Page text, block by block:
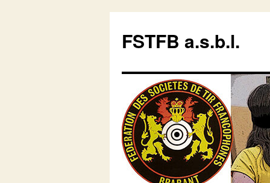
contenu
FSTFB a.s.b.l.